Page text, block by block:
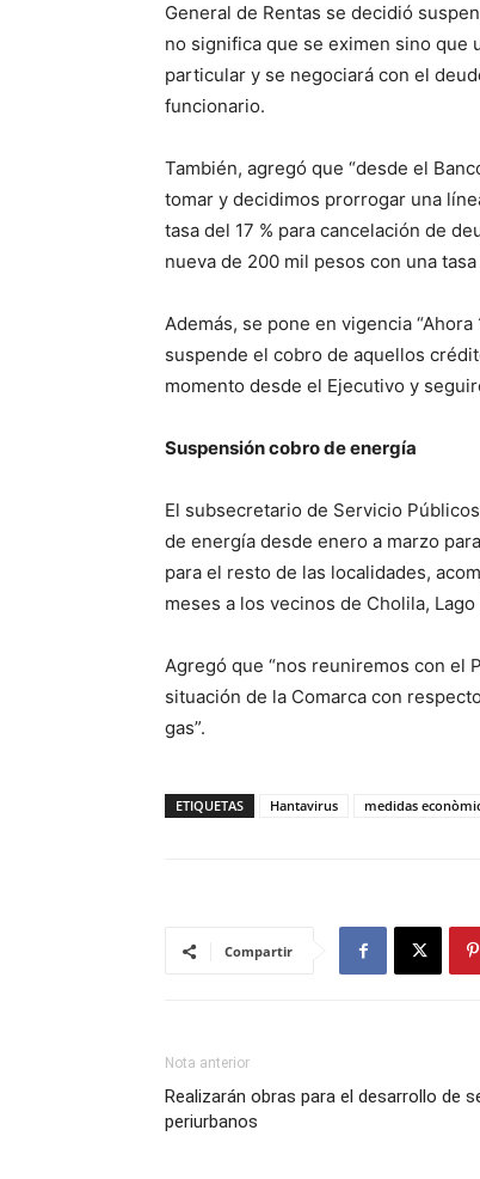
General de Rentas se decidió
no significa que se eximen sino que
particular y se negociará con el
funcionario.
También, agregó que “desde el
tomar y decidimos prorrogar una
tasa del 17 % para cancelación de
nueva de 200 mil pesos con una tasa
Además, se pone en vigencia
suspende el cobro de aquellos
momento desde el Ejecutivo y
Suspensión cobro de energía
El subsecretario de Servicio
de energía desde enero a marzo
para el resto de las localidades,
meses a los vecinos de Cholila,
Agregó que “nos reuniremos con el
situación de la Comarca con
gas”.
ETIQUETAS Hantavirus medidas
Compartir
Nota anterior
Realizarán obras para el desarrollo de
periurbanos